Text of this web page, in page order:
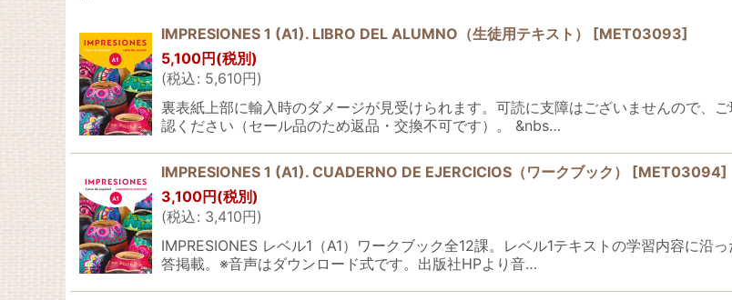
並び順:
絞り込む
IMPRESIONES 1 (A1). LIBRO DEL ALUMNO（生徒用テキスト） [MET03093]
5,100円 (税別)
(税込: 5,610円)
裏表紙上部に輸入時のダメージが見受けられます。可読に支障はございませんので、
認ください（セール品のため返品・交換不可です）。 &nbs…
IMPRESIONES 1 (A1). CUADERNO DE EJERCICIOS（ワークブック） [MET03094]
3,100円 (税別)
(税込: 3,410円)
IMPRESIONES レベル1（A1）ワークブック全12課。レベル1テキストの学習内容に沿
答掲載。※音声はダウンロード式です。出版社HPより音…